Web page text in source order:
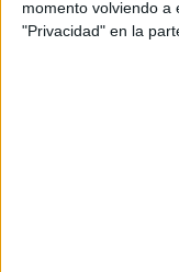
momento volviendo a
"Privacidad" en la